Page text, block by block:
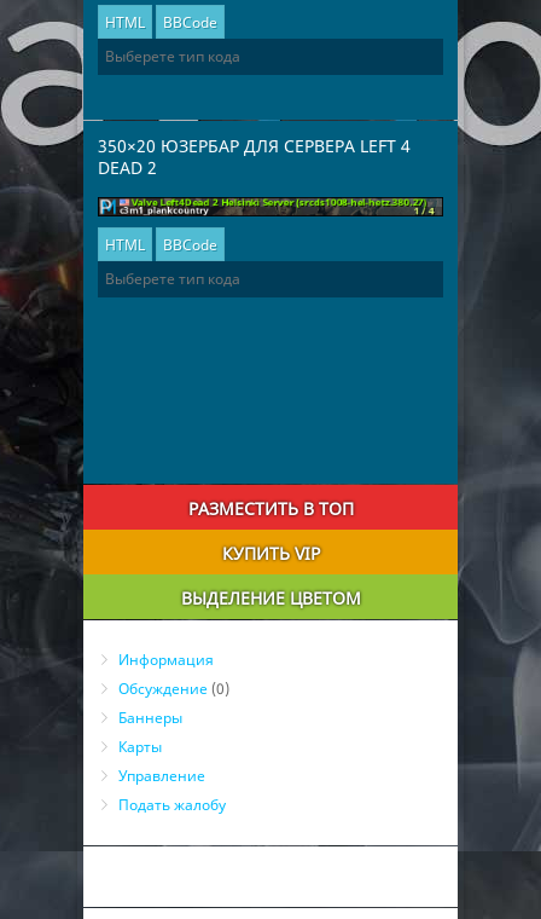
HTML BBCode
350×20 ЮЗЕРБАР ДЛЯ СЕРВЕРА LEFT 4
DEAD 2
HTML BBCode
РАЗМЕСТИТЬ В ТОП
КУПИТЬ VIP
ВЫДЕЛЕНИЕ ЦВЕТОМ
Информация
Обсуждение (0)
Баннеры
Карты
Управление
Подать жалобу